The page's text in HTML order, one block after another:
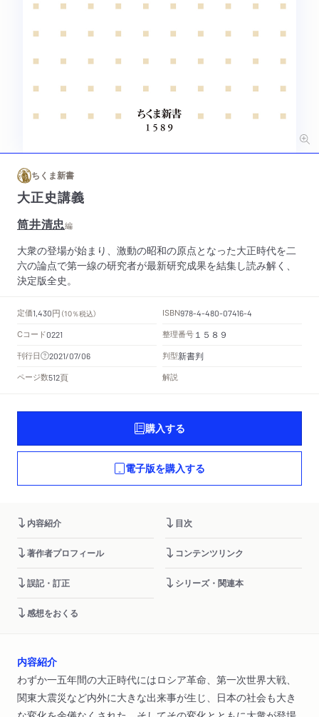
ちくま新書
大正史講義
筒井清忠編
大衆の登場が始まり、激動の昭和の原点となった大正時代を二
六の論点で第一線の研究者が最新研究成果を結集し読み解く、
決定版全史。
定価1,430円 （10％税込） ISBN978-4-480-07416-4
Cコード0221 整理番号 １５８９
刊行日 2021/07/06 判型新書判
ページ数512頁 解説
購入する
電子版を購入する
内容紹介 目次
著作者プロフィール コンテンツリンク
誤記・訂正 シリーズ・関連本
感想をおくる
内容紹介
わずか一五年間の大正時代にはロシア革命、第一次世界大戦、
関東大震災など内外に大きな出来事が生じ、日本の社会も大き